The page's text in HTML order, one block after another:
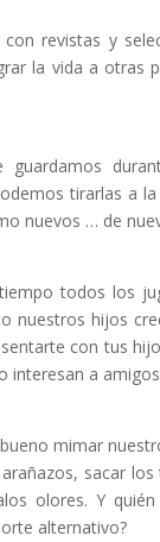
revistas y
la vida a otras
tirarlas a
nuevos … de
todos los
nuestros hijos
con tus
interesan a
mimar
sacar
olores. Y
alternativo?